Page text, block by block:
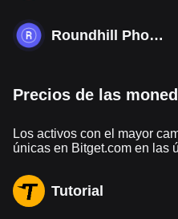
Roundhill Photonics & Optics ETF
Precios de las
Los activos con el mayor
únicas en Bitget.com en las
Tutorial